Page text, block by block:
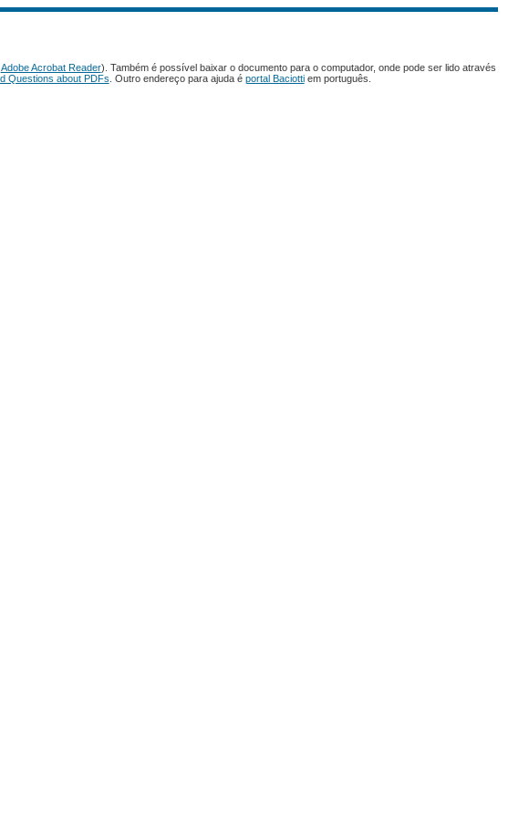
Adobe Acrobat Reader). Também é possível baixar o documento para o computador, onde pode ser lido através
Questions about PDFs . Outro endereço para ajuda é portal Baciottiem português.